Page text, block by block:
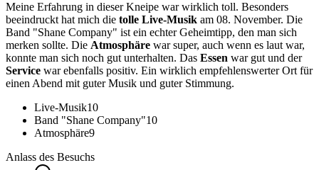
Meine Erfahrung in dieser Kneipe war wirklich toll. Besonders
beeindruckt hat mich die tolle Live-Musik am 08. November. Die
Band "Shane Company" ist ein echter Geheimtipp, den man sich
merken sollte. Die Atmosphäre war super, auch wenn es laut war,
konnte man sich noch gut unterhalten. Das Essen war gut und der
Service war ebenfalls positiv. Ein wirklich empfehlenswerter Ort für
einen Abend mit guter Musik und guter Stimmung.
Live-Musik10
Band "Shane Company"10
Atmosphäre9
Anlass des Besuchs